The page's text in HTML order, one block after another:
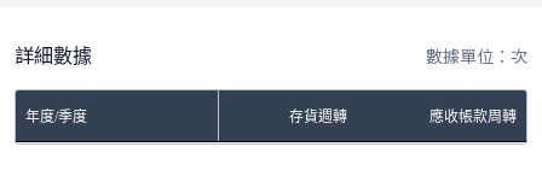
詳細數據 數據單位：次
年度/季度 存貨週轉 應收帳款周轉